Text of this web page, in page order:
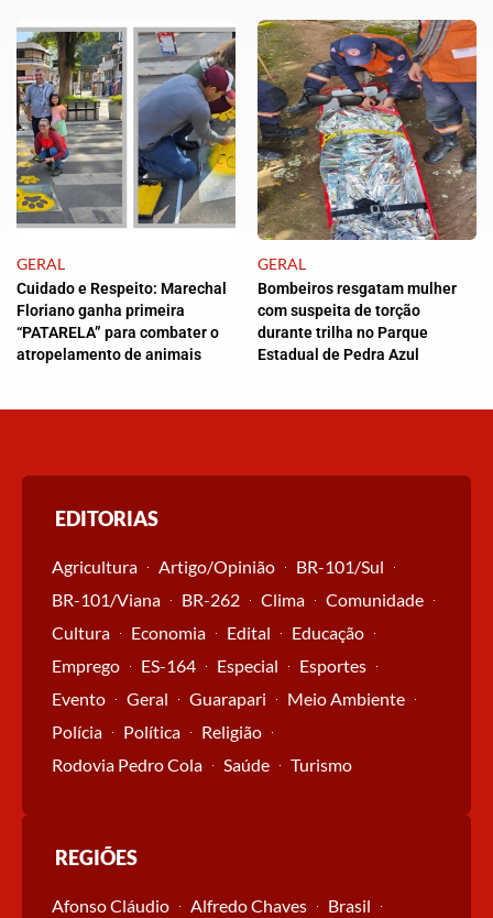
GERAL
Cuidado e Respeito: Marechal
Floriano ganha primeira
“PATARELA” para combater o
atropelamento de animais
GERAL
Bombeiros resgatam mulher
com suspeita de torção
durante trilha no Parque
Estadual de Pedra Azul
EDITORIAS
Agricultura Artigo/Opinião
BR-101/Sul
BR-101/Viana
BR-262 Clima
Comunidade
Cultura
Economia Edital
Educação
Emprego
ES-164 Especial
Esportes
Evento
Geral Guarapari
Meio Ambiente
Polícia
Política
Religião
Rodovia Pedro Cola
Saúde Turismo
REGIÕES
Afonso Cláudio Alfredo Chaves
Brasil